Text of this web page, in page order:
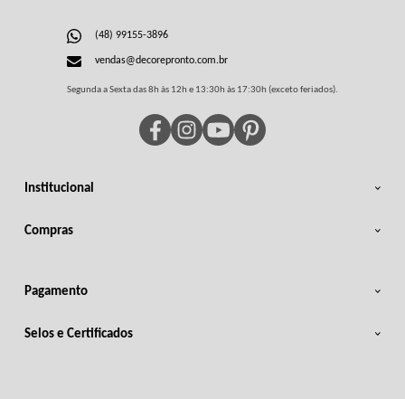
Institucional
Compras
(48) 99155-3896
vendas@decorepronto.com.br
Segunda a Sexta das 8h às 12h e 13:30h às 17:30h (exceto feriados).
Pagamento
Selos e Certificados